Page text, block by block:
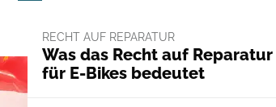
RECHT AUF REPARATUR
Was das Recht auf Reparatur
für E-Bikes bedeutet